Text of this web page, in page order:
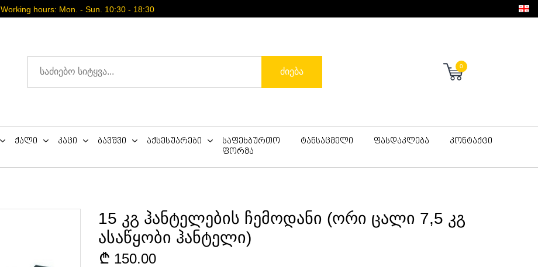
Working hours: Mon. - Sun. 10:30 - 18:30
ძიება
0
ქალი კაცი ბავშვი აქსესუარები
საფეხბურთო
ფორმა
ტანსაცმელი ფასდაკლება კონტაქტი
15 კგ ჰანტელების ჩემოდანი (ორი ცალი 7,5 კგ
ასაწყობი ჰანტელი)
150.00